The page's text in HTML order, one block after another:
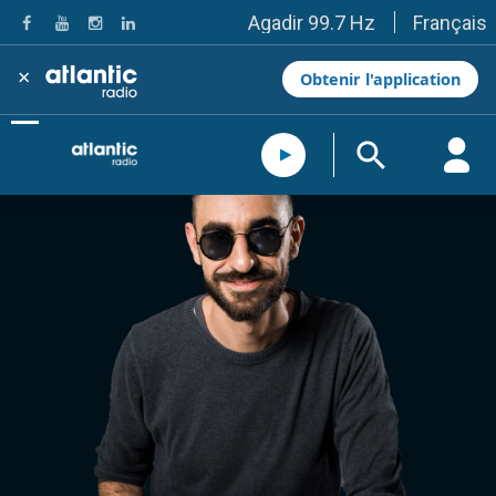
Agadir 99.7 Hz
Tanger 103.3 Hz
Tétouan 87.8 Hz
Fès 98.8 Hz
Meknès 97.2 Hz
El Jadida 97.3
Settat 104,6
Essaouira 96.6
Safi 92.3
Taza 103.0
Taounate 95.6
Tiznit 103.1
SkhourRhamna 92.2
Taroudant 104.9
Guelmim 91.9
Tan-Tan 95.2
Tafraout 104.9
Casablanca 92.5 Hz
Rabat, Salé 106.9 Hz
Marrakech 90.5 Hz
Français
× Obtenir l'application